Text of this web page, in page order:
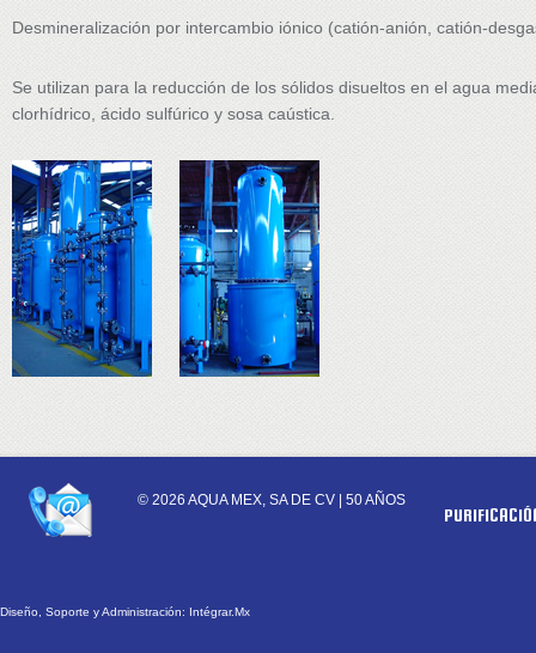
Desmineralización por intercambio iónico (catión-anión, catión-
Se utilizan para la reducción de los sólidos disueltos en el agua
clorhídrico, ácido sulfúrico y sosa caústica.
CONTACTS
© 2026 AQUA MEX, SA DE CV | 50 AÑOS
Diseño, Soporte y Administración: Intégrar.Mx